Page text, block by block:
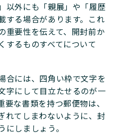
以外にも「親展」や「履歴
する場合があります。これ
重要性を伝えて、開封前か
するものすべてについて
合には、四角い枠で文字を
字にして目立たせるのが一
な書類を持つ郵便物は、
れてしまわないように、封
しましょう。